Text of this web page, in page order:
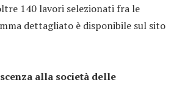
140 lavori selezionati fra le
dettagliato è disponibile sul sito
alla società delle